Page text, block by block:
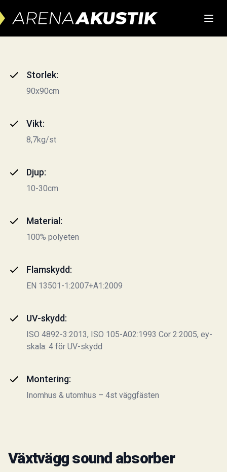
Storlek:
90x90cm
Vikt:
8,7kg/st
Djup:
10-30cm
Material:
100% polyeten
Flamskydd:
EN 13501-1:2007+A1:2009
UV-skydd:
ISO 4892-3:2013, ISO 105-A02:1993 Cor 2:2005, ey-
skala: 4 för UV-skydd
Montering:
Inomhus & utomhus – 4st väggfästen
Växtvägg sound absorber